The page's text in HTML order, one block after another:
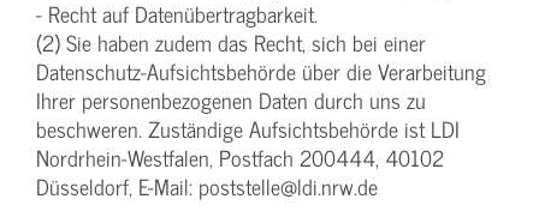
- Recht auf Datenübertragbarkeit.
(2) Sie haben zudem das Recht, sich bei einer
Datenschutz-Aufsichtsbehörde über die Verarbeitung
Ihrer personenbezogenen Daten durch uns zu
beschweren. Zuständige Aufsichtsbehörde ist LDI
Nordrhein-Westfalen, Postfach 200444, 40102
Düsseldorf, E-Mail: poststelle@ldi.nrw.de